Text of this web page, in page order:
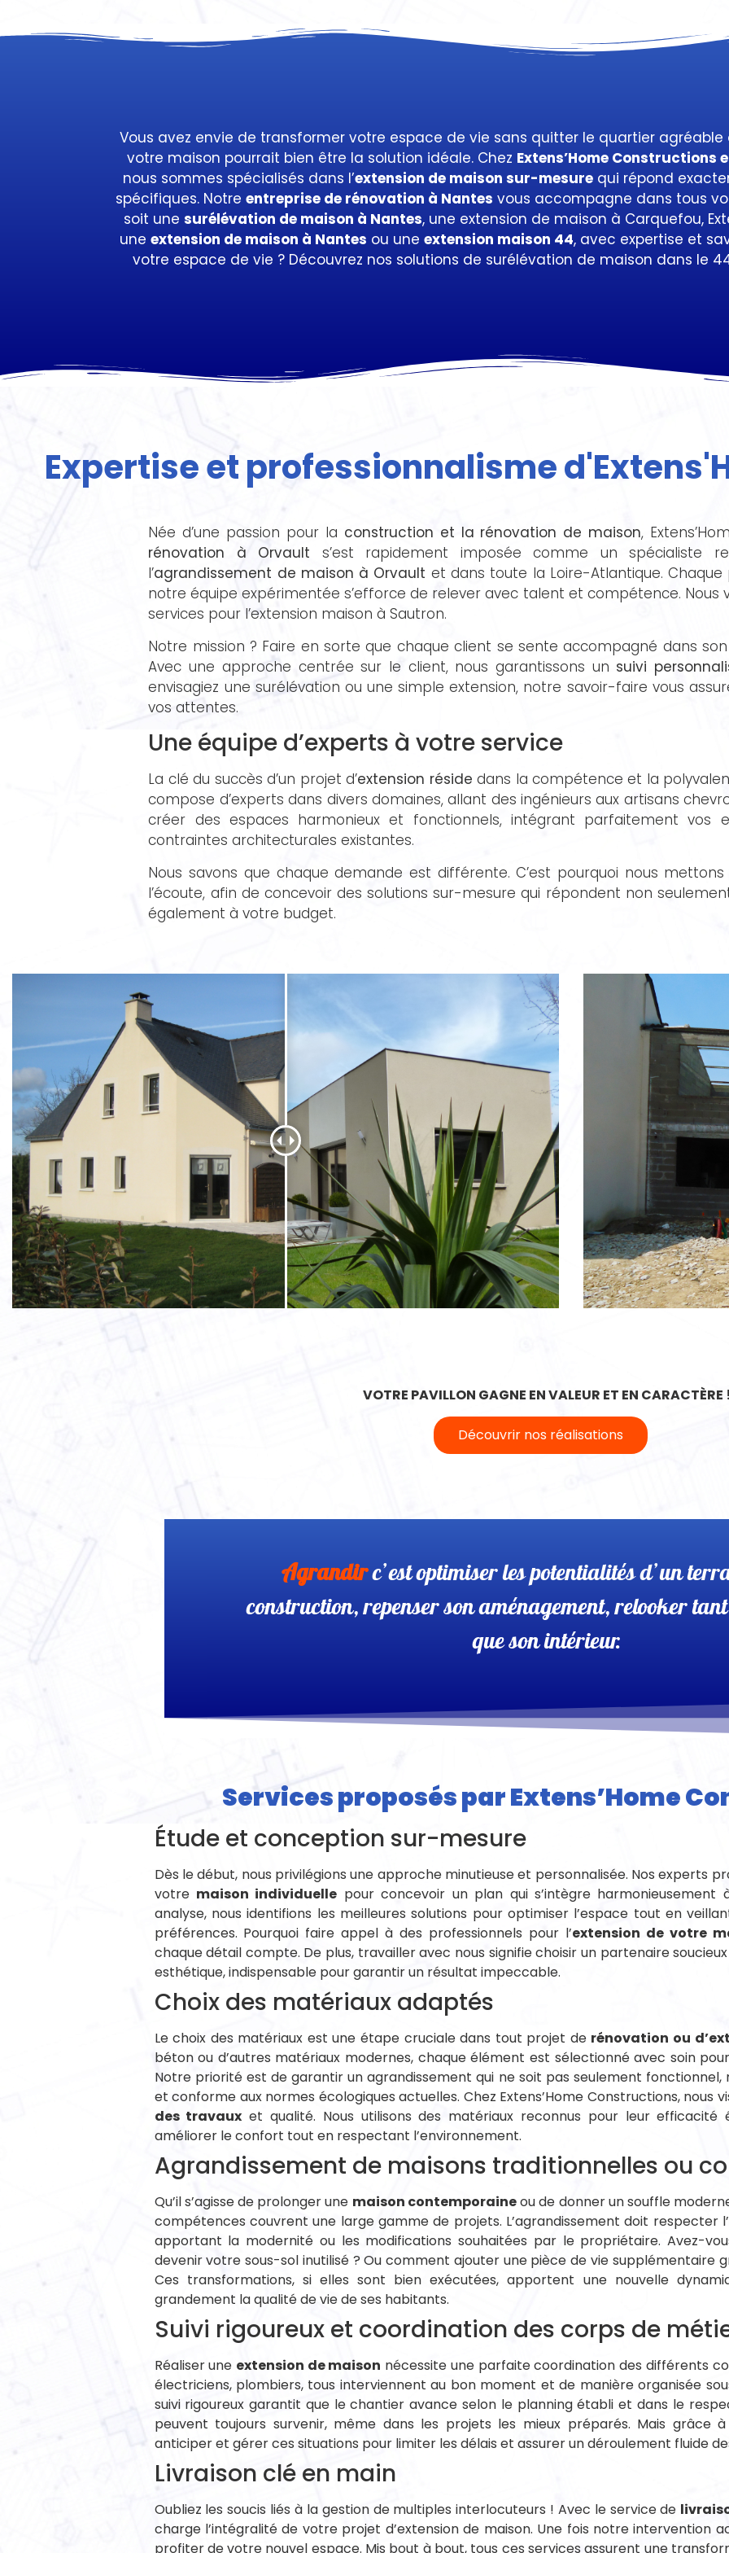
Vous avez envie de transformer votre espace de vie sans quitter le quartier agréable
votre maison pourrait bien être la solution idéale. Chez Extens’Home Constructions
nous sommes spécialisés dans l’extension de maison sur-mesurequi répond
spécifiques. Notre entreprise de rénovation à Nantes vous accompagne dans tous
soit une surélévation de maison à Nantes, une extension de maison à Carquefou,
une extension de maison à Nantes ou une extension maison 44, avec expertise et
votre espace de vie ? Découvrez nos solutions de surélévation de maison dans le
Expertise et professionnalisme
Née d’une passion pour la construction et la rénovation de maison,
rénovation à Orvault s’est rapidement imposée comme un spécialiste
l’agrandissement de maison à Orvault et dans toute la Loire-Atlantique.
notre équipe expérimentée s’efforce de relever avec talent et compétence. Nous
services pour l’extension maison à Sautron.
Notre mission ? Faire en sorte que chaque client se sente accompagné dans
Avec une approche centrée sur le client, nous garantissons un suivi
envisagiez une surélévation ou une simple extension, notre savoir-faire vous
vos attentes.
Une équipe d’experts à votre service
La clé du succès d’un projet d’extension réside dans la compétence et la
compose d’experts dans divers domaines, allant des ingénieurs aux artisans
créer des espaces harmonieux et fonctionnels, intégrant parfaitement vos
contraintes architecturales existantes.
Nous savons que chaque demande est différente. C’est pourquoi nous
l’écoute, afin de concevoir des solutions sur-mesure qui répondent non
également à votre budget.
VOTRE PAVILLON GAGNE EN VALEUR ET EN CARACTÈRE
Découvrir nos réalisations
Agrandirc’est optimiser les potentialités d’un
construction, repenser son aménagement, relooker
que son intérieur.
Services proposés par Extens’Home
Étude et conception sur-mesure
Dès le début, nous privilégions une approche minutieuse et personnalisée. Nos experts
votre maison individuelle pour concevoir un plan qui s’intègre harmonieusement
analyse, nous identifions les meilleures solutions pour optimiser l’espace tout en
préférences. Pourquoi faire appel à des professionnels pour l’extension de votre
chaque détail compte. De plus, travailler avec nous signifie choisir un partenaire
esthétique, indispensable pour garantir un résultat impeccable.
Choix des matériaux adaptés
Le choix des matériaux est une étape cruciale dans tout projet de rénovation ou
béton ou d’autres matériaux modernes, chaque élément est sélectionné avec soin
Notre priorité est de garantir un agrandissement qui ne soit pas seulement fonctionnel,
et conforme aux normes écologiques actuelles. Chez Extens’Home Constructions, nous
des travaux et qualité. Nous utilisons des matériaux reconnus pour leur
améliorer le confort tout en respectant l’environnement.
Agrandissement de maisons traditionnelles ou
Qu’il s’agisse de prolonger une maison contemporaineou de donner un souffle
compétences couvrent une large gamme de projets. L’agrandissement doit respecter
apportant la modernité ou les modifications souhaitées par le propriétaire. Avez-
devenir votre sous-sol inutilisé ? Ou comment ajouter une pièce de vie supplémentaire
Ces transformations, si elles sont bien exécutées, apportent une nouvelle
grandement la qualité de vie de ses habitants.
Suivi rigoureux et coordination des corps de
Réaliser une extension de maison nécessite une parfaite coordination des différents
électriciens, plombiers, tous interviennent au bon moment et de manière organisée
suivi rigoureux garantit que le chantier avance selon le planning établi et dans le
peuvent toujours survenir, même dans les projets les mieux préparés. Mais grâce
anticiper et gérer ces situations pour limiter les délais et assurer un déroulement fluide
Livraison clé en main
Oubliez les soucis liés à la gestion de multiples interlocuteurs ! Avec le service de
charge l’intégralité de votre projet d’extension de maison. Une fois notre intervention
profiter de votre nouvel espace. Mis bout à bout, tous ces services assurent une